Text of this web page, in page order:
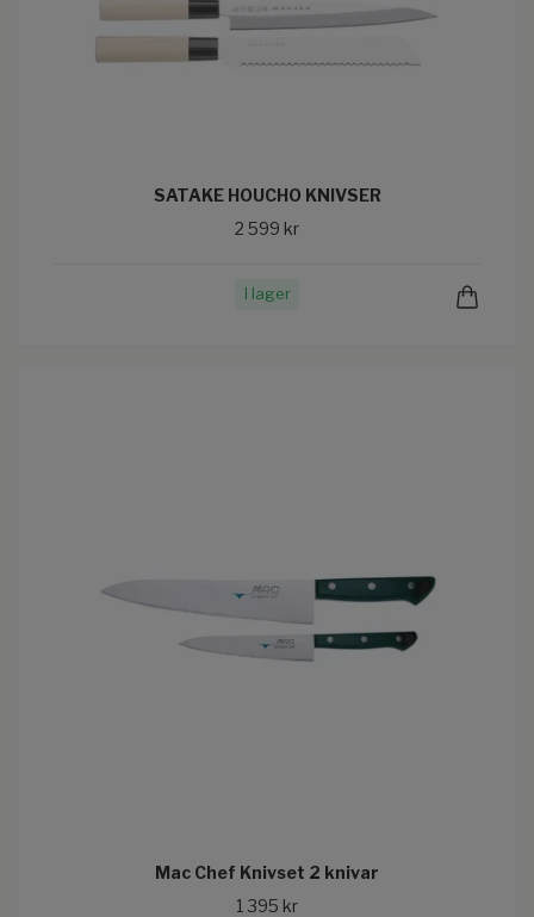
SATAKE HOUCHO KNIVSER
2 599 kr
I lager
Mac Chef Knivset 2 knivar
1 395 kr